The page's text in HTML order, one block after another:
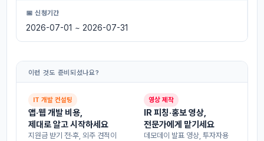
📅 신청기간
2026-07-01 ~ 2026-07-31
이런 것도 준비되셨나요?
IT 개발 컨설팅
앱·웹 개발 비용,
제대로 알고 시작하세요
지원금 받기 전·후, 외주 견적이
영상 제작
IR 피칭·홍보 영상,
전문가에게 맡기세요
데모데이 발표 영상, 투자자용